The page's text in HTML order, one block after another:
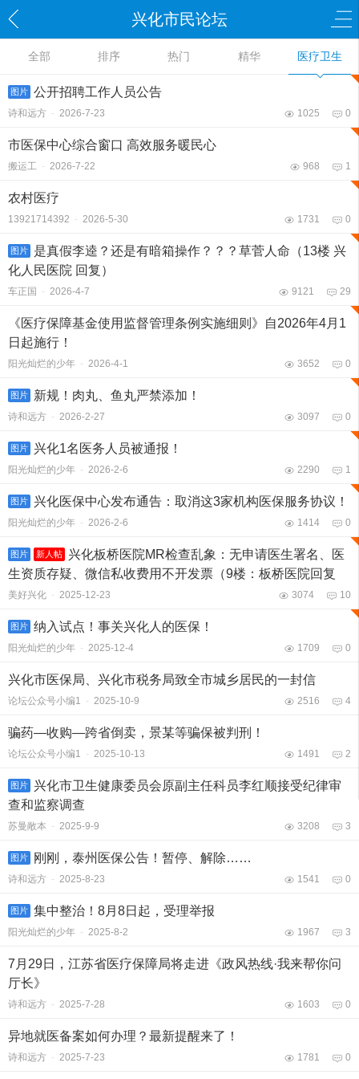
兴化市民论坛
全部 排序 热门 精华 医疗卫生
图片 公开招聘工作人员公告
诗和远方 - 2026-7-23 0
1025
市医保中心综合窗口 高效服务暖民心
搬运工 - 2026-7-22 1
968
农村医疗
13921714392 - 2026-5-30 0
1731
图片
是真假李逵？还是有暗箱操作？？？草菅人命（13楼 兴
化人民医院 回复）
车正国 - 2026-4-7 29
9121
《医疗保障基金使用监督管理条例实施细则》自2026年4月1
日起施行！
阳光灿烂的少年 - 2026-4-1 0
3652
图片 新规！肉丸、鱼丸严禁添加！
诗和远方 - 2026-2-27 0
3097
图片 兴化1名医务人员被通报！
阳光灿烂的少年 - 2026-2-6 1
2290
图片 兴化医保中心发布通告：取消这3家机构医保服务协议！
阳光灿烂的少年 - 2026-2-6 0
1414
图片 新人帖
兴化板桥医院MR检查乱象：无申请医生署名、医
生资质存疑、微信私收费用不开发票（9楼：板桥医院回复
美好兴化 - 2025-12-23 10
3074
图片 纳入试点！事关兴化人的医保！
阳光灿烂的少年 - 2025-12-4 0
1709
兴化市医保局、兴化市税务局致全市城乡居民的一封信
论坛公众号小编1 - 2025-10-9 4
2516
骗药—收购—跨省倒卖，景某等骗保被判刑！
论坛公众号小编1 - 2025-10-13 2
1491
图片
兴化市卫生健康委员会原副主任科员李红顺接受纪律审
查和监察调查
苏曼敞本 - 2025-9-9 3
3208
图片 刚刚，泰州医保公告！暂停、解除……
诗和远方 - 2025-8-23 0
1541
图片 集中整治！8月8日起，受理举报
阳光灿烂的少年 - 2025-8-2 3
1967
7月29日，江苏省医疗保障局将走进《政风热线·我来帮你问
厅长》
诗和远方 - 2025-7-28 0
1603
异地就医备案如何办理？最新提醒来了！
诗和远方 - 2025-7-23 0
1781